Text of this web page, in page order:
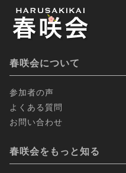
春咲会について
参加者の声
よくある質問
お問い合わせ
春咲会をもっと知る